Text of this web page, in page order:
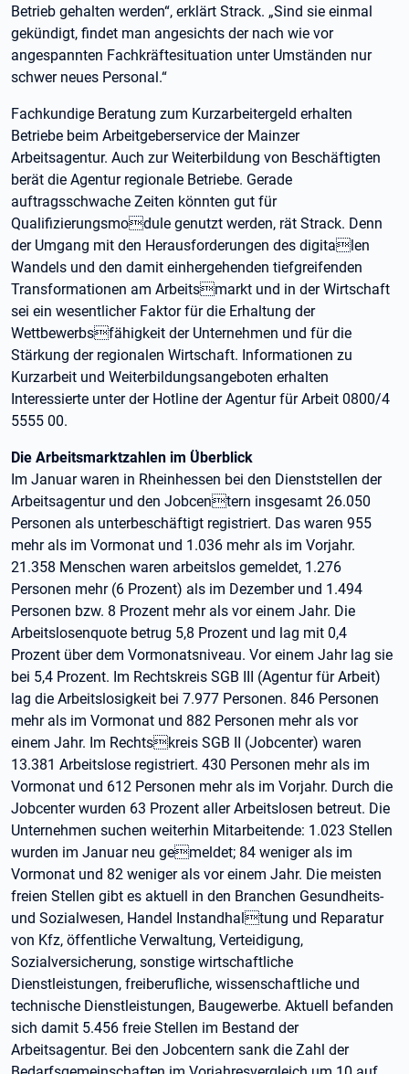
Betrieb gehalten werden“, erklärt Strack. „Sind sie einmal
gekündigt, findet man angesichts der nach wie vor
angespannten Fachkräftesituation unter Umständen nur
schwer neues Personal.“
Fachkundige Beratung zum Kurzarbeitergeld erhalten
Betriebe beim Arbeitgeberservice der Mainzer
Arbeitsagentur. Auch zur Weiterbildung von Beschäftigten
berät die Agentur regionale Betriebe. Gerade
auftragsschwache Zeiten könnten gut für
Qualifizierungsmodule genutzt werden, rät Strack. Denn
der Umgang mit den Herausforderungen des digitalen
Wandels und den damit einhergehenden tiefgreifenden
Transformationen am Arbeitsmarkt und in der Wirtschaft
sei ein wesentlicher Faktor für die Erhaltung der
Wettbewerbsfähigkeit der Unternehmen und für die
Stärkung der regionalen Wirtschaft. Informationen zu
Kurzarbeit und Weiterbildungsangeboten erhalten
Interessierte unter der Hotline der Agentur für Arbeit 0800/4
5555 00.
Die Arbeitsmarktzahlen im Überblick
Im Januar waren in Rheinhessen bei den Dienststellen der
Arbeitsagentur und den Jobcentern insgesamt 26.050
Personen als unterbeschäftigt registriert. Das waren 955
mehr als im Vormonat und 1.036 mehr als im Vorjahr.
21.358 Menschen waren arbeitslos gemeldet, 1.276
Personen mehr (6 Prozent) als im Dezember und 1.494
Personen bzw. 8 Prozent mehr als vor einem Jahr. Die
Arbeitslosenquote betrug 5,8 Prozent und lag mit 0,4
Prozent über dem Vormonatsniveau. Vor einem Jahr lag sie
bei 5,4 Prozent. Im Rechtskreis SGB III (Agentur für Arbeit)
lag die Arbeitslosigkeit bei 7.977 Personen. 846 Personen
mehr als im Vormonat und 882 Personen mehr als vor
einem Jahr. Im Rechtskreis SGB II (Jobcenter) waren
13.381 Arbeitslose registriert. 430 Personen mehr als im
Vormonat und 612 Personen mehr als im Vorjahr. Durch die
Jobcenter wurden 63 Prozent aller Arbeitslosen betreut. Die
Unternehmen suchen weiterhin Mitarbeitende: 1.023 Stellen
wurden im Januar neu gemeldet; 84 weniger als im
Vormonat und 82 weniger als vor einem Jahr. Die meisten
freien Stellen gibt es aktuell in den Branchen Gesundheits-
und Sozialwesen, Handel Instandhaltung und Reparatur
von Kfz, öffentliche Verwaltung, Verteidigung,
Sozialversicherung, sonstige wirtschaftliche
Dienstleistungen, freiberufliche, wissenschaftliche und
technische Dienstleistungen, Baugewerbe. Aktuell befanden
sich damit 5.456 freie Stellen im Bestand der
Arbeitsagentur. Bei den Jobcentern sank die Zahl der